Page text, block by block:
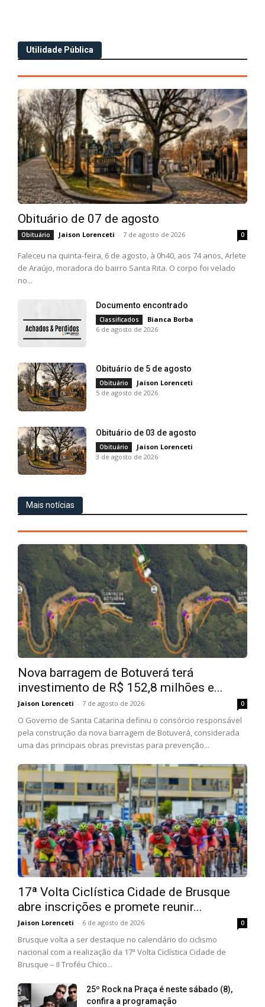
Utilidade Pública
Obituário de 07 de agosto
Obituário Jaison Lorenceti - 7 de agosto de 2026 0
Faleceu na quinta-feira, 6 de agosto, à 0h40, aos 74 anos, Arlete
de Araújo, moradora do bairro Santa Rita. O corpo foi velado
no...
Documento encontrado
Classificados Bianca Borba -
6 de agosto de 2026
Obituário de 5 de agosto
Obituário Jaison Lorenceti -
5 de agosto de 2026
Obituário de 03 de agosto
Obituário Jaison Lorenceti -
3 de agosto de 2026
Mais notícias
Nova barragem de Botuverá terá
investimento de R$ 152,8 milhões e...
Jaison Lorenceti - 7 de agosto de 2026 0
O Governo de Santa Catarina definiu o consórcio responsável
pela construção da nova barragem de Botuverá, considerada
uma das principais obras previstas para prevenção...
17ª Volta Ciclística Cidade de Brusque
abre inscrições e promete reunir...
Jaison Lorenceti - 6 de agosto de 2026 0
Brusque volta a ser destaque no calendário do ciclismo
nacional com a realização da 17ª Volta Ciclística Cidade de
Brusque – II Troféu Chico...
25º Rock na Praça é neste sábado (8),
confira a programação